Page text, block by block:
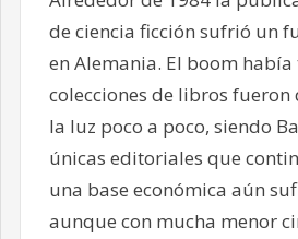
de ciencia ficción sufrió un
en Alemania. El boom
colecciones de libros fueron
la luz poco a poco, siendo
únicas editoriales que
una base económica aún
aunque con mucha menor